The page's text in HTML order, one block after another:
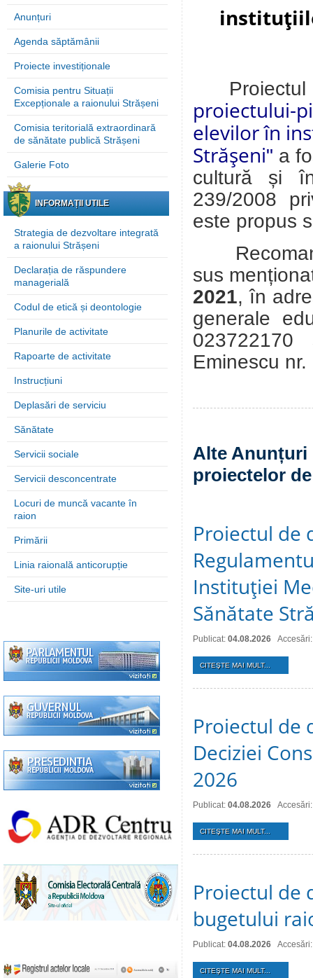
Anunțuri
Agenda săptămânii
Proiecte investiționale
Comisia pentru Situații
Excepționale a raionului Strășeni
Comisia teritorială extraordinară
de sănătate publică Strășeni
Galerie Foto
INFORMAȚII UTILE
Strategia de dezvoltare integrată
a raionului Strășeni
Declarația de răspundere
managerială
Codul de etică și deontologie
Planurile de activitate
Rapoarte de activitate
Instrucțiuni
Deplasări de serviciu
Sănătate
Servicii sociale
Servicii desconcentrate
Locuri de muncă vacante în
raion
Primării
Linia raională anticorupție
Site-uri utile
proiectului-
elevilor în
Străşeni" a
cultură și î
239/2008
este propus
sus
2021, în
generale
Eminescu
Alte Anunțuri
proiectelor
Proiectul de
Instituţiei
Sănătate
Publicat: 04.08.2026
CITEŞTE MAI MULT...
Proiectul de
Deciziei
2026
Publicat: 04.08.2026
CITEŞTE MAI MULT...
Proiectul de
bugetului
Publicat: 04.08.2026
CITEŞTE MAI MULT...